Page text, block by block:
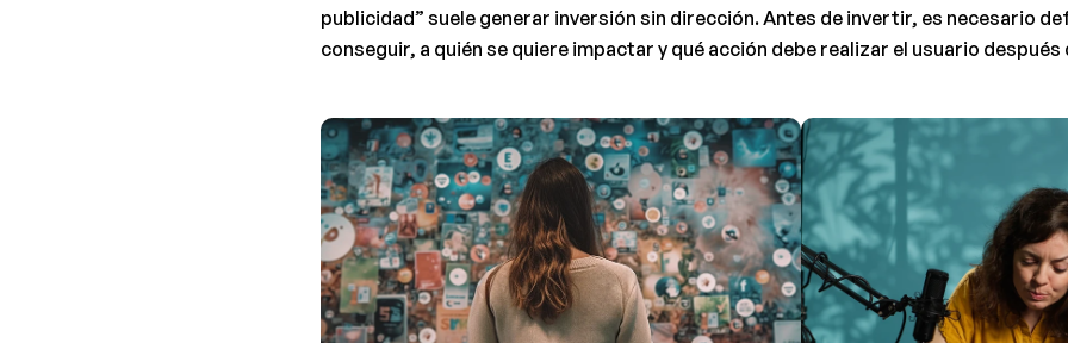
publicidad” suele generar inversión sin dirección. Antes de invertir, es necesario
conseguir, a quién se quiere impactar y qué acción debe realizar el usuario después